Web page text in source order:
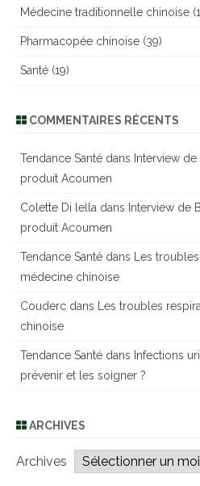
Médecine traditionnelle chinoise
Pharmacopée chinoise (39)
Santé (19)
COMMENTAIRES RÉCENTS
Tendance Santé dans Interview
produit Acoumen
Colette Di lella dans Interview de
produit Acoumen
Tendance Santé dans Les
médecine chinoise
Couderc dans Les troubles
chinoise
Tendance Santé dans Infections
prévenir et les soigner ?
ARCHIVES
Archives